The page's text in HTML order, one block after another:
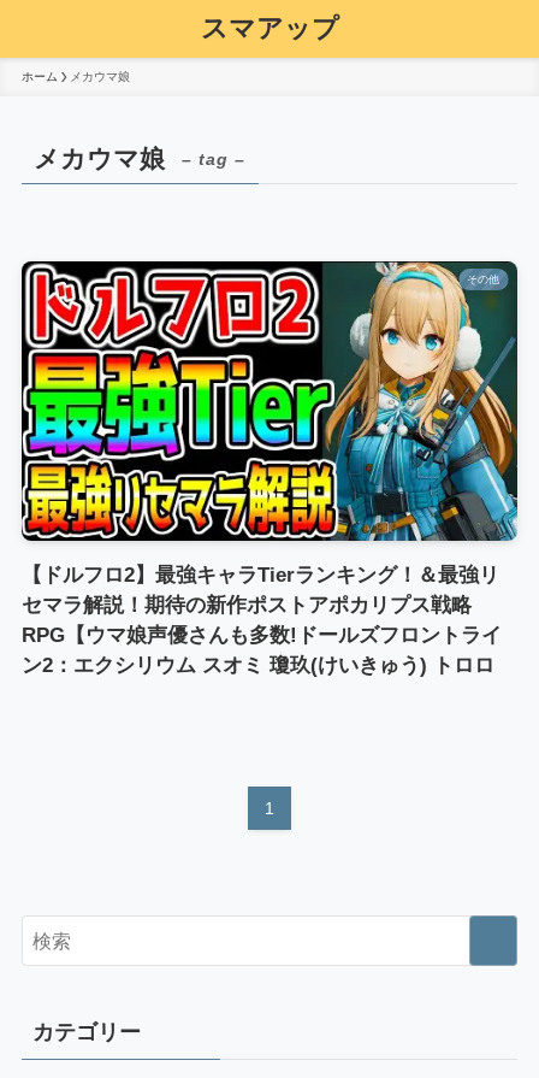
スマアップ
ホーム メカウマ娘
メカウマ娘 – tag –
その他
【ドルフロ2】最強キャラTierランキング！＆最強リ
セマラ解説！期待の新作ポストアポカリプス戦略
RPG【ウマ娘声優さんも多数!ドールズフロントライ
ン2：エクシリウム スオミ 瓊玖(けいきゅう) トロロ
1
カテゴリー